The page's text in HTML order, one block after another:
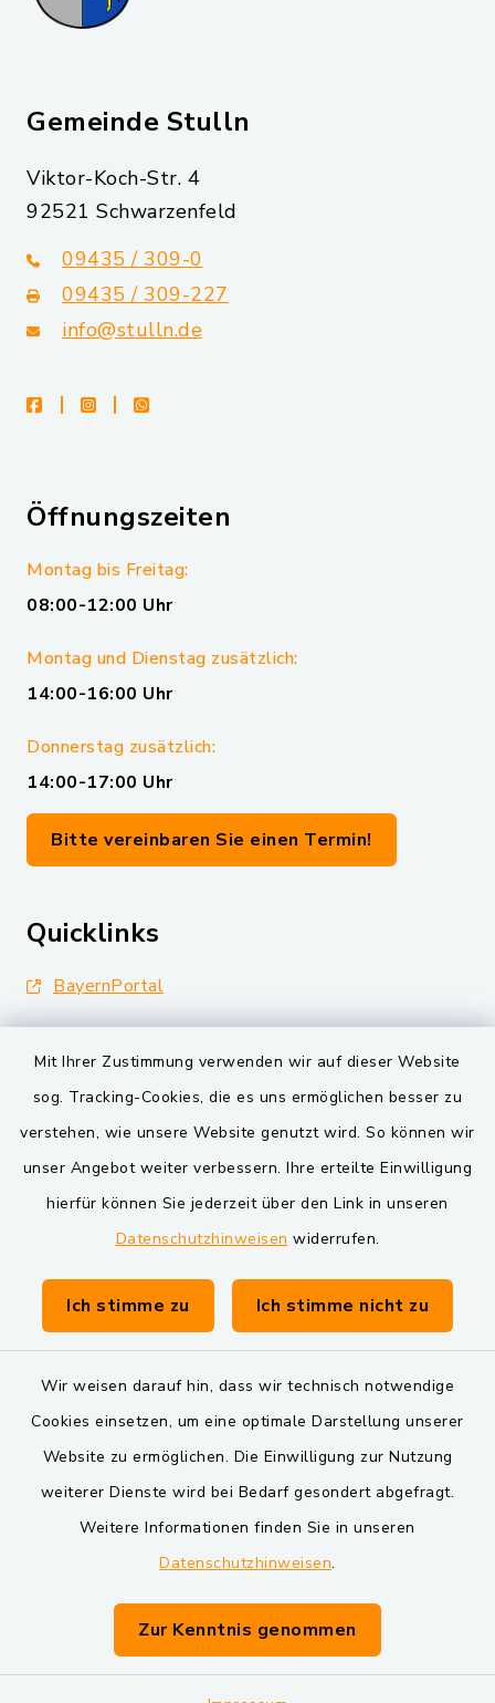
Mit Ihrer Zustimmung verwenden wir auf dieser Website
sog. Tracking-Cookies, die es uns ermöglichen besser zu
verstehen, wie unsere Website genutzt wird. So können wir
unser Angebot weiter verbessern. Ihre erteilte Einwilligung
hierfür können Sie jederzeit über den Link in unseren
Datenschutzhinweisen widerrufen.
Ich stimme zu Ich stimme nicht zu
Wir weisen darauf hin, dass wir technisch notwendige
Cookies einsetzen, um eine optimale Darstellung unserer
Website zu ermöglichen. Die Einwilligung zur Nutzung
weiterer Dienste wird bei Bedarf gesondert abgefragt.
Weitere Informationen finden Sie in unseren
Datenschutzhinweisen.
Zur Kenntnis genommen
Gemeinde Stulln
Viktor-Koch-Str. 4
92521 Schwarzenfeld
09435 / 309-0
09435 / 309-227
info@stulln.de
facebookinstagramwhatsapp
Öffnungszeiten
Montag bis Freitag:
08:00-12:00 Uhr
Montag und Dienstag zusätzlich:
14:00-16:00 Uhr
Donnerstag zusätzlich:
14:00-17:00 Uhr
Bitte vereinbaren Sie einen Termin!
Quicklinks
BayernPortal
Landkreis Schwandorf
VG und Gemeinden
Markt Schwarzenfeld
Gemeinde Schwarzach bei Nabburg
Verwaltungsgemeinschaft Schwarzenfeld
Barrierefreiheit
Impressum